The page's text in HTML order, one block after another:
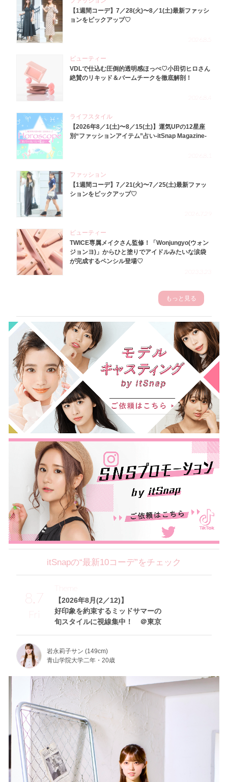
【1週間コーデ】7／28(火)〜8／1(土)最新ファッシ
ョンをピックアップ♡
ビューティー
VDLで仕込む圧倒的透明感ほっぺ♡小田切ヒロさん
絶賛のリキッド＆バームチークを徹底解剖！
ライフスタイル
【2026年8／1(土)〜8／15(土)】運気UPの12星座
別“ファッションアイテム”占い-itSnap Magazine-
ファッション
【1週間コーデ】7／21(火)〜7／25(土)最新ファッ
ションをピックアップ♡
ビューティー
TWICE専属メイクさん監修！「Wonjungyo(ウォン
ジョンヨ)」からひと塗りでアイドルみたいな涙袋
が完成するペンシル登場♡
もっと見る
itSnapの“最新10コーデ”をチェック
8.7
Fri
【2026年8月(2／12)】
好印象を約束するミッドサマーの
旬スタイルに視線集中！ ＠東京
Theme
岩永莉子サン (149cm)
青山学院大学二年・20歳